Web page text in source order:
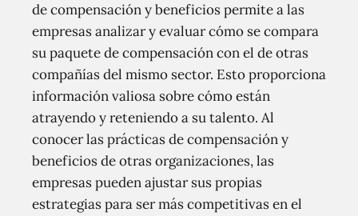
de compensación y beneficios permite a las
empresas analizar y evaluar cómo se compara
su paquete de compensación con el de otras
compañías del mismo sector. Esto proporciona
información valiosa sobre cómo están
atrayendo y reteniendo a su talento. Al
conocer las prácticas de compensación y
beneficios de otras organizaciones, las
empresas pueden ajustar sus propias
estrategias para ser más competitivas en el